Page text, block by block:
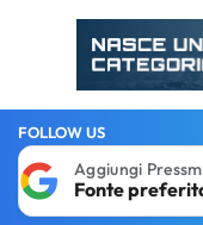
FOLLOW US
Aggiungi
Fonte